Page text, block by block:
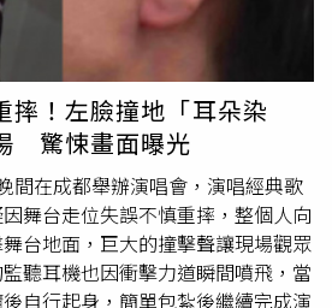
空襲。報導補充，馬克宏將於7日
拉（Ankara），出席北大西洋公約
於隔天與土耳其總統舉行會談。白
8日在北約峰會期間與沙拉舉行會
普提出由敘利亞協助處理黎巴嫩真
構想。目前，以色列與獲得伊朗
。而此前沙拉已否認敘利亞有意介
取消緣分一道橋飛出來我不要你飛
只需要一把吉他一件白T，簡單單
這起意外發生於7月4日晚間演唱期
直接撞擊舞台，耳內監聽耳機也因
其中左臉縫合12針，耳部縫合27
。擔任演唱會嘉賓的周深事後也談
小震撼，同時對王力宏持續完成演
並肯定他對音樂的熱情，以及希望
堅持。目前王力宏巡演行程仍按原
關注他的復原狀況，許多歌迷盼望
能充分休養，早日恢復健康。
摔！左臉撞地「耳朵染
驚悚畫面曝光
間在成都舉辦演唱會，演唱經典歌
舞台走位失誤不慎重摔，整個人向
台地面，巨大的撞擊聲讓現場觀眾
聽耳機也因衝擊力道瞬間噴飛，當
自行起身，簡單包紮後繼續完成演